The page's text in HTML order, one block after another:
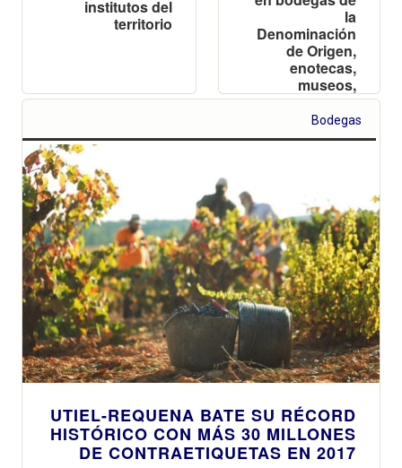
institutos del
territorio
la
Denominación
de Origen,
enotecas,
museos,
escuelas y
locales
gastronómicos
Bodegas
UTIEL-REQUENA BATE SU RÉCORD
HISTÓRICO CON MÁS 30 MILLONES
DE CONTRAETIQUETAS EN 2017